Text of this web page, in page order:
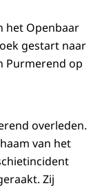
het Openbaar
gestart naar
Purmerend op
overleden.
van het
Zij